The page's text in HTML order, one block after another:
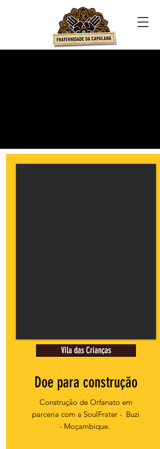
Vila das Crianças
Doe para construção
Construção de Orfanato em
parceria com a SoulFrater - Buzi
- Moçambique.